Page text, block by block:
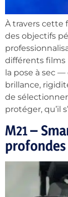
À travers cette
des objectifs
différents films
la pose à sec
brillance,
de
protéger, qu’il
M21 –
profondes